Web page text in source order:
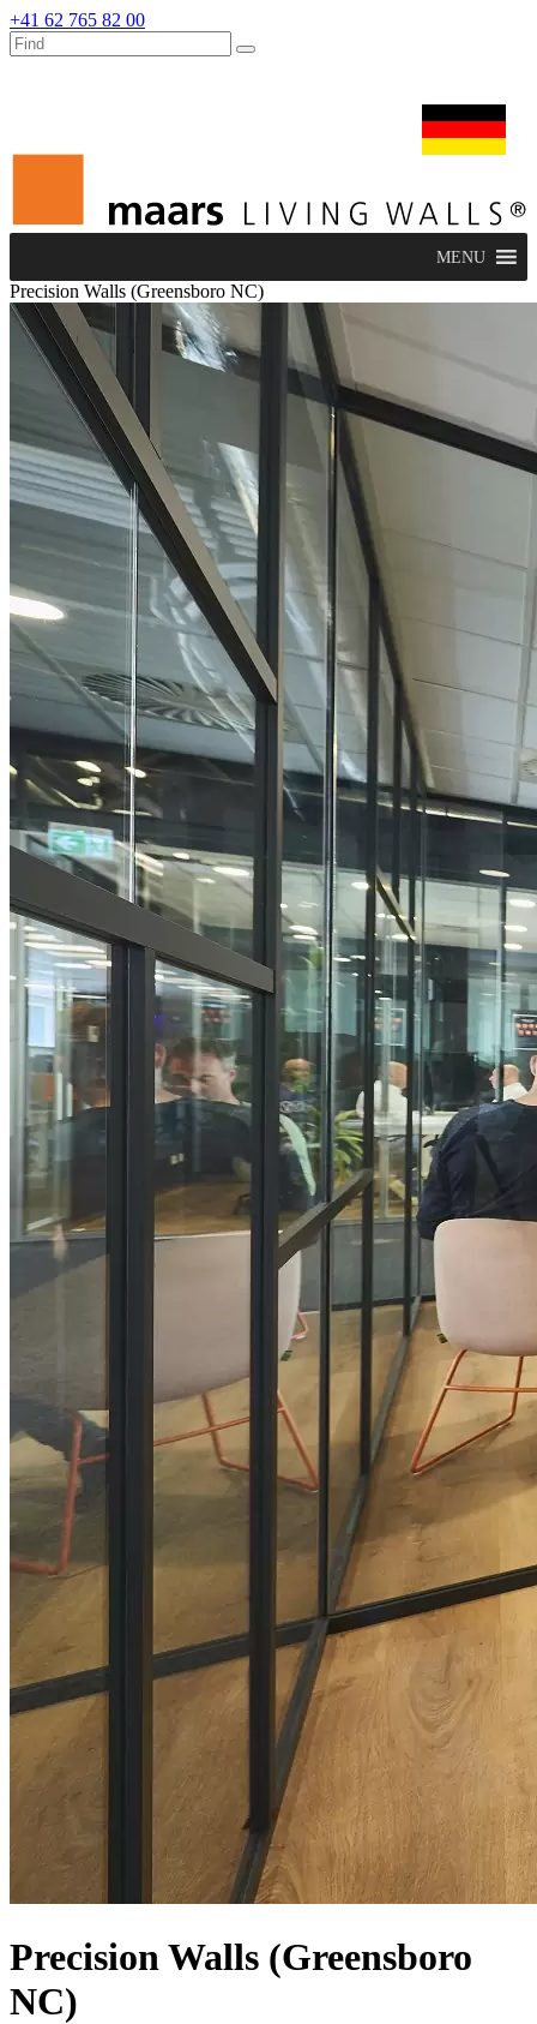
+41 62 765 82 00
MENU
Precision Walls (Greensboro NC)
Precision Walls (Greensboro
NC)